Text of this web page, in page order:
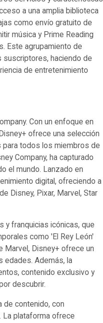
a una amplia biblioteca
como envío gratuito de
música y Prime Reading
Este agrupamiento de
suscriptores, haciendo de
de entretenimiento
Con un enfoque en
ofrece una selección
para todos los miembros de
Company, ha capturado
el mundo. Lanzado en
digital, ofreciendo a
Disney, Pixar, Marvel, Star
y franquicias icónicas, que
como 'El Rey León'
Marvel, Disney+ ofrece un
edades. Además, la
contenido exclusivo y
descubrir.
de contenido, con
La plataforma ofrece